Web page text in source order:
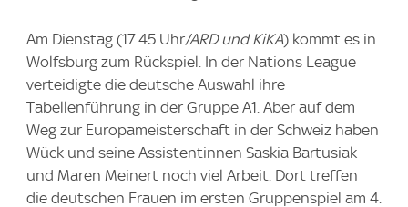
Am Dienstag (17.45 Uhr/ARD und KiKA) kommt es in
Wolfsburg zum Rückspiel. In der Nations League
verteidigte die deutsche Auswahl ihre
Tabellenführung in der Gruppe A1. Aber auf dem
Weg zur Europameisterschaft in der Schweiz haben
Wück und seine Assistentinnen Saskia Bartusiak
und Maren Meinert noch viel Arbeit. Dort treffen
die deutschen Frauen im ersten Gruppenspiel am 4.